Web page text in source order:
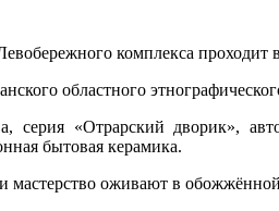
комплекса проходит
областного
серия «Отрарский дворик»,
бытовая керамика.
мастерство оживают в